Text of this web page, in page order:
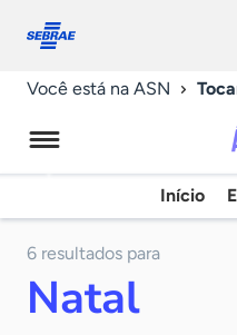
conosco
Você está na ASN
Início
6 resultados para
Natal